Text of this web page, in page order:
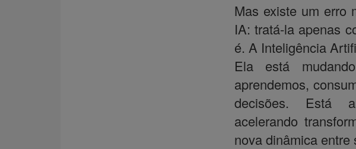
Mas existe um erro
IA: tratá-la apenas
é. A Inteligência
Ela está
aprendemos,
decisões. Está
acelerando
nova dinâmica entre